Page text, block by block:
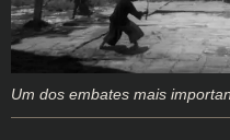
Um dos embates mais